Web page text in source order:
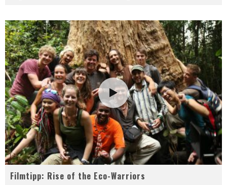
Filmtipp: Rise of the Eco-Warriors